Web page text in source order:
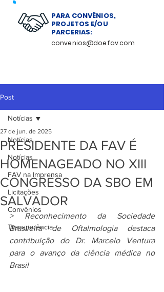
PARA CONVÊNIOS,
PROJETOS E/OU
PARCERIAS:
convenios@doefav.com
Post
Notícias
Notícias
FAV na Imprensa
Licitações
Convênios
Transparência
Notícias
PRESIDENTE DA FAV É
HOMENAGEADO NO XIII
CONGRESSO DA SBO EM
SALVADOR
27 de jun. de 2025
> Reconhecimento da Sociedade
Brasileira de Oftalmologia destaca
contribuição do Dr. Marcelo Ventura
para o avanço da ciência médica no
Brasil